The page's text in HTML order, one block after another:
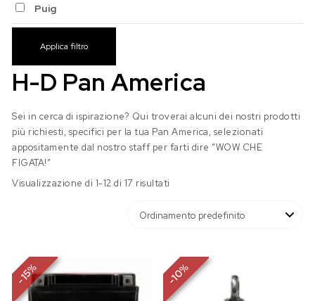
Puig
Applica filtro
H-D Pan America
Sei in cerca di ispirazione? Qui troverai alcuni dei nostri prodotti
più richiesti, specifici per la tua Pan America, selezionati
appositamente dal nostro staff per farti dire “WOW CHE
FIGATA!”
Visualizzazione di 1-12 di 17 risultati
-
15
%
-
10
%